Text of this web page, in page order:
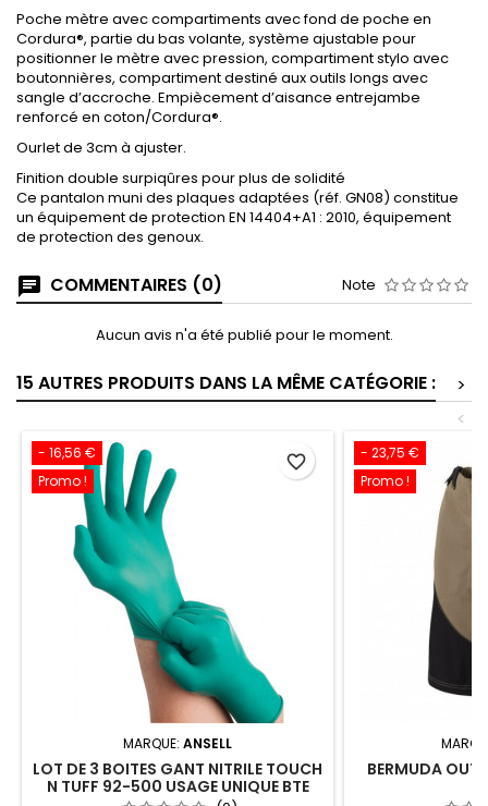
Poche mètre avec compartiments avec fond de poche en
Cordura®, partie du bas volante, système ajustable pour
positionner le mètre avec pression, compartiment stylo avec
boutonnières, compartiment destiné aux outils longs avec
sangle d’accroche. Empiècement d’aisance entrejambe
renforcé en coton/Cordura®.
Ourlet de 3cm à ajuster.
Finition double surpiqûres pour plus de solidité
Ce pantalon muni des plaques adaptées (réf. GN08) constitue
un équipement de protection EN 14404+A1 : 2010, équipement
de protection des genoux.
COMMENTAIRES (0) Note
Aucun avis n'a été publié pour le moment.
15 AUTRES PRODUITS DANS LA MÊME CATÉGORIE :
>
<
- 16,56 €
Promo !
MARQUE: ANSELL
LOT DE 3 BOITES GANT NITRILE TOUCH
N TUFF 92-500 USAGE UNIQUE BTE
favorite_border
- 23,75 €
Promo !
BERMUDA